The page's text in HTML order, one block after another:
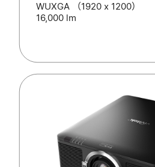
WUXGA （1920 x 1200）
16,000 lm